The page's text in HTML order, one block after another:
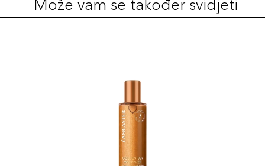
Može vam se također svidjeti